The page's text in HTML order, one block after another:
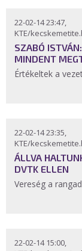
22-02-14 23:47,
KTE/
SZABÓ ISTVÁN:
MINDENT
Értékeltek a
22-02-14 23:35,
KTE/
ÁLLVA
DVTK ELLEN
Vereség a
22-02-14 15:00,